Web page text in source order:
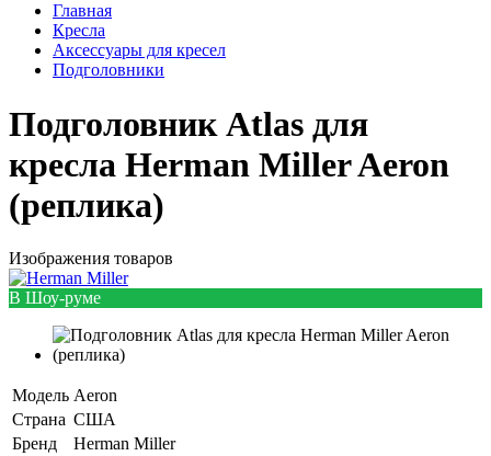
Главная
Кресла
Аксессуары для кресел
Подголовники
Подголовник Atlas для
кресла Herman Miller Aeron
(реплика)
Изображения товаров
В Шоу-руме
Модель Aeron
Страна США
Бренд
Herman Miller